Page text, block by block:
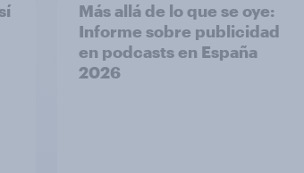
Más allá de lo que se oye:
Informe sobre publicidad
en podcasts en España
2026